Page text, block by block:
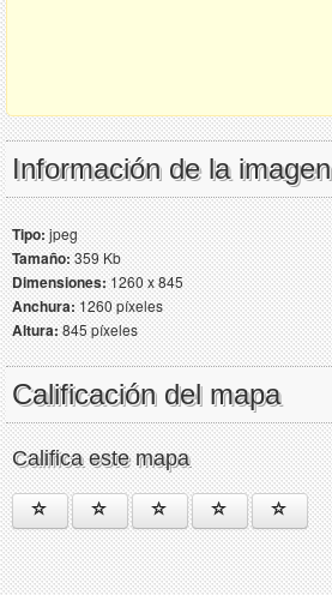
Información de la imagen
Tipo:jpeg
Tamaño:359 Kb
Dimensiones:1260 x 845
Anchura:1260 píxeles
Altura:845 píxeles
Calificación del mapa
Califica este mapa